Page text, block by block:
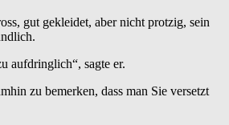
gut gekleidet, aber nicht protzig, sein
aufdringlich“, sagte er.
zu bemerken, dass man Sie versetzt